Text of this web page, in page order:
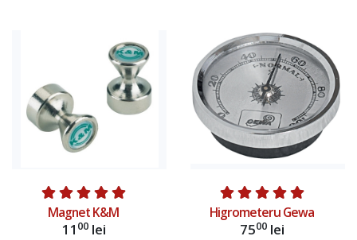
Magnet K&M
11 00lei
Higrometeru Gewa
7500lei
Adauga in cos Adauga in cos